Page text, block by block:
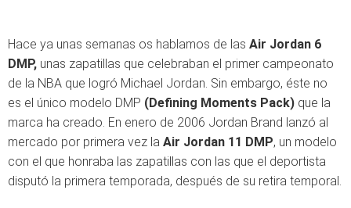
Hace ya unas semanas os hablamos de las Air Jordan 6
DMP, unas zapatillas que celebraban el primer campeonato
de la NBA que logró Michael Jordan. Sin embargo, éste no
es el único modelo DMP (Defining Moments Pack) que la
marca ha creado. En enero de 2006 Jordan Brand lanzó al
mercado por primera vez la Air Jordan 11 DMP, un modelo
con el que honraba las zapatillas con las que el deportista
disputó la primera temporada, después de su retira temporal.